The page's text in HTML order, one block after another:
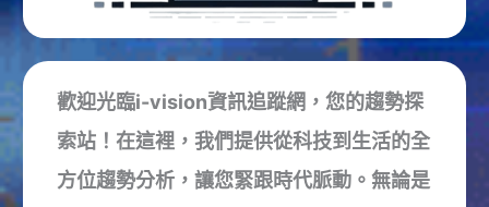
歡迎光臨i-vision資訊追蹤網，您的趨勢探
索站！在這裡，我們提供從科技到生活的全
方位趨勢分析，讓您緊跟時代脈動。無論是